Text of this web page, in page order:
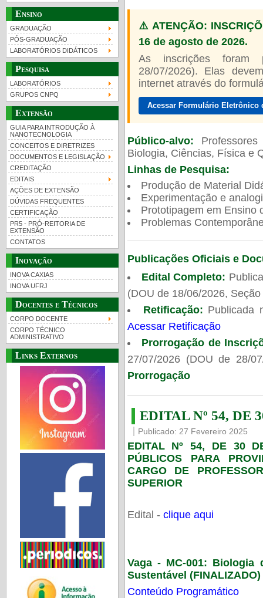
Ensino
GRADUAÇÃO
PÓS-GRADUAÇÃO
LABORATÓRIOS DIDÁTICOS
Pesquisa
LABORATÓRIOS
GRUPOS CNPQ
Extensão
GUIA PARA INTRODUÇÃO À
NANOTECNOLOGIA
CONCEITOS E DIRETRIZES
DOCUMENTOS E LEGISLAÇÃO
CREDITAÇÃO
EDITAIS
AÇÕES DE EXTENSÃO
DÚVIDAS FREQUENTES
CERTIFICAÇÃO
PR5 - PRÓ-REITORIA DE
EXTENSÃO
CONTATOS
Inovação
INOVA CAXIAS
INOVA UFRJ
Docentes e Técnicos
CORPO DOCENTE
CORPO TÉCNICO
ADMINISTRATIVO
Links Externos
⚠️ ATENÇÃO:
16 de agosto de 2026.
As inscrições foram
28/07/2026). Elas
internet através do
Acessar Formulário
Público-alvo:
Biologia, Ciências, Física e
Linhas de Pesquisa:
Produção de Material
Experimentação e
Prototipagem em Ensino
Problemas
Publicações Oficiais e
Edital Completo:
(DOU de 18/06/2026,
Retificação: Publicada
Acessar Retificação
Prorrogação de
27/07/2026 (DOU de 28/
Prorrogação
EDITAL Nº 54, DE
Publicado: 27 Fevereiro 2025
EDITAL Nº 54, DE 30
PÚBLICOS PARA
CARGO DE
SUPERIOR
Edital - clique aqui
Vaga - MC-001: Biologia
Sustentável (FINALIZADO)
Conteúdo Programático